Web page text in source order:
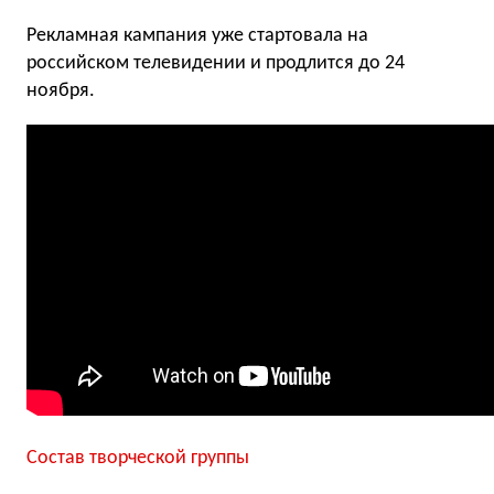
Рекламная кампания уже стартовала на
российском телевидении и продлится до 24
ноября.
Состав творческой группы